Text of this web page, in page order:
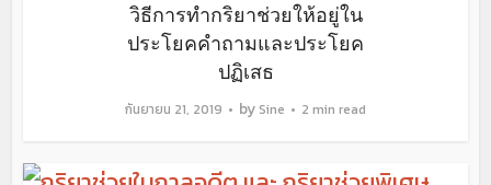
วิธีการทำกริยาช่วยให้อยู่ใน
ประโยคคำถามและประโยค
ปฏิเสธ
กันยายน 21, 2019 by Sine 2 min read